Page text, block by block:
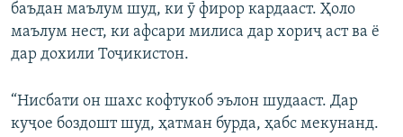
баъдан маълум шуд, ки ӯ фирор кардааст. Ҳоло
маълум нест, ки афсари милиса дар хориҷ аст ва ё
дар дохили Тоҷикистон.
“Нисбати он шахс кофтукоб эълон шудааст. Дар
куҷое боздошт шуд, ҳатман бурда, ҳабс мекунанд.